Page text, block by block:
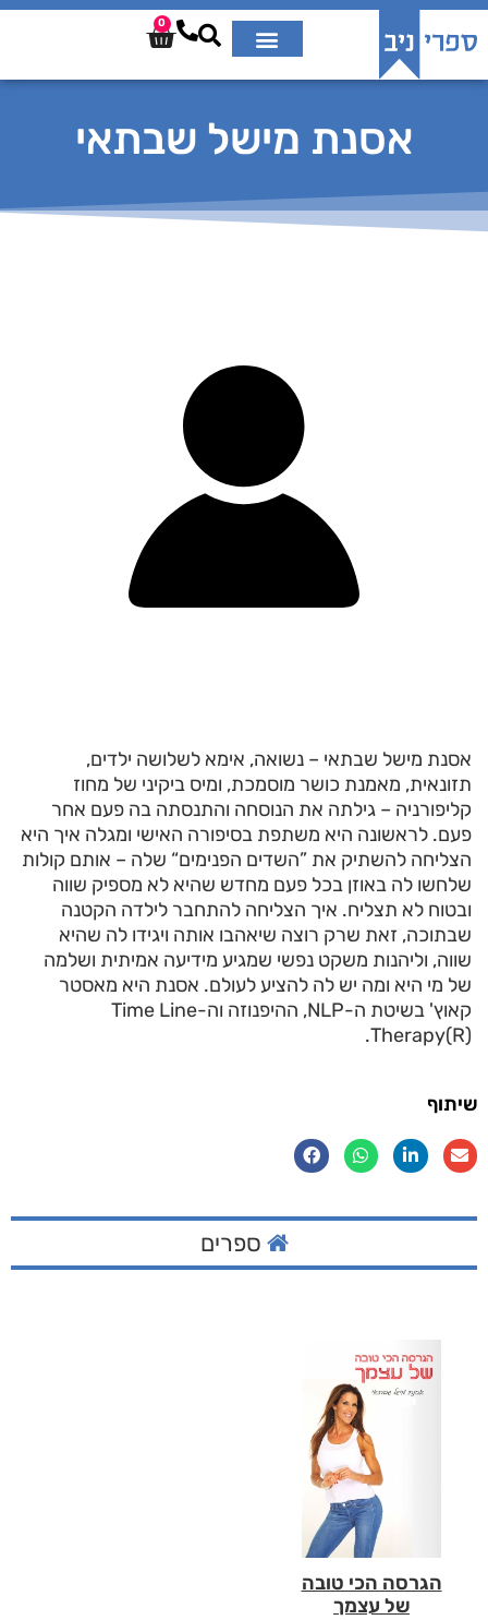
0
אסנת מישל שבתאי
אסנת מישל שבתאי – נשואה, אימא לשלושה ילדים,
תזונאית, מאמנת כושר מוסמכת, ומיס ביקיני של מחוז
קליפורניה – גילתה את הנוסחה והתנסתה בה פעם אחר
פעם. לראשונה היא משתפת בסיפורה האישי ומגלה איך היא
הצליחה להשתיק את ”השדים הפנימים“ שלה – אותם קולות
שלחשו לה באוזן בכל פעם מחדש שהיא לא מספיק שווה
ובטוח לא תצליח. איך הצליחה להתחבר לילדה הקטנה
שבתוכה, זאת שרק רוצה שיאהבו אותה ויגידו לה שהיא
שווה, וליהנות משקט נפשי שמגיע מידיעה אמיתית ושלמה
של מי היא ומה יש לה להציע לעולם. אסנת היא מאסטר
קאוץ' בשיטת ה-NLP, ההיפנוזה וה-Time Line
Therapy(R).
שיתוף
ספרים
הגרסה הכי טובה
של עצמך